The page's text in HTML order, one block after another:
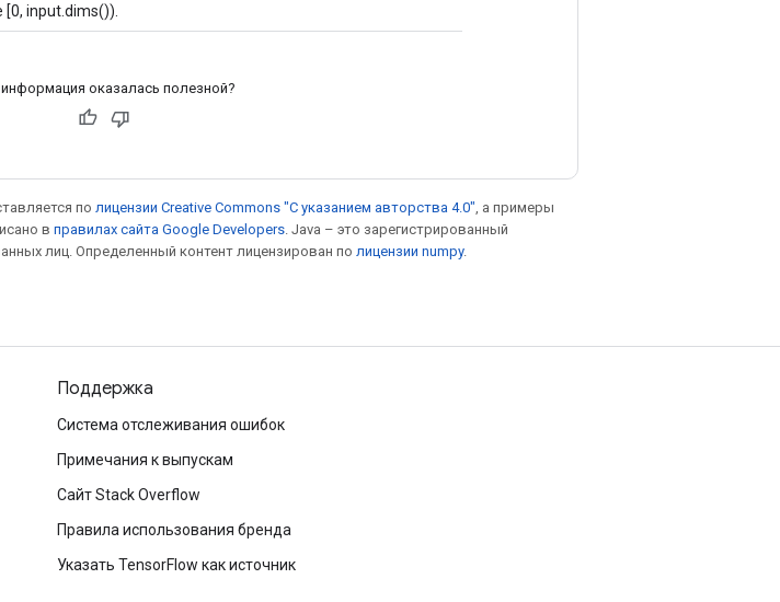
input.dims()).
оказалась полезной?
по лицензии Creative Commons "С указанием авторства 4.0" , а примеры
в правилах сайта Google Developers . Java – это зарегистрированный
лиц. Определенный контент лицензирован по лицензии numpy.
Поддержка
Система отслеживания ошибок
Примечания к выпускам
Сайт Stack Overflow
Правила использования бренда
Указать TensorFlow как источник